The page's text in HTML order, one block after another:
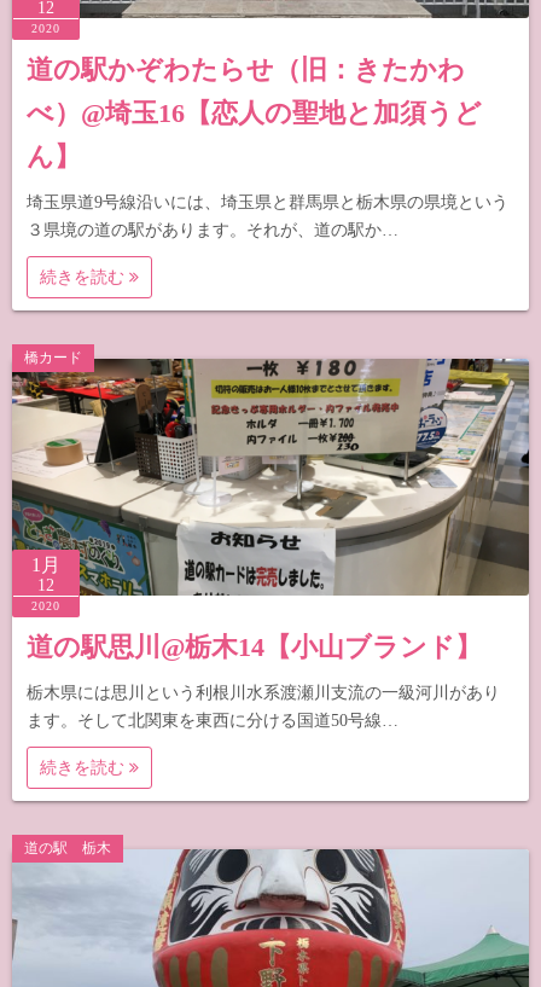
12
2020
道の駅かぞわたらせ（旧：きたかわ
べ）@埼玉16【恋人の聖地と加須うど
ん】
埼玉県道9号線沿いには、埼玉県と群馬県と栃木県の県境という
３県境の道の駅があります。それが、道の駅か…
続きを読む
橋カード
1月
12
2020
道の駅思川@栃木14【小山ブランド】
栃木県には思川という利根川水系渡瀬川支流の一級河川があり
ます。そして北関東を東西に分ける国道50号線…
続きを読む
道の駅 栃木